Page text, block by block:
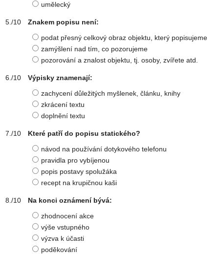
umělecký
Znakem popisu není:
podat přesný celkový obraz objektu, který popisujeme
zamýšlení nad tím, co pozorujeme
pozorování a znalost objektu, tj. osoby, zvířete atd.
Výpisky znamenají:
zachycení důležitých myšlenek, článku, knihy
zkrácení textu
doplnění textu
Které patří do popisu statického?
návod na používání dotykového telefonu
pravidla pro vybíjenou
popis postavy spolužáka
recept na krupičnou kaši
Na konci oznámení bývá:
zhodnocení akce
výše vstupného
výzva k účasti
poděkování